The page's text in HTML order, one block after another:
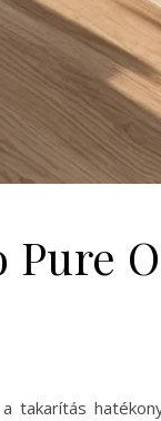
Pure
takarítás